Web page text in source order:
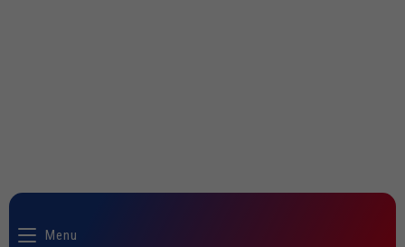
Menu